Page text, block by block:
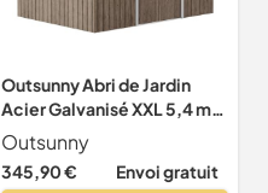
Outsunny Abri de Jardin
Acier Galvanisé XXL 5,4 m²
Kit Fondation Marron
Outsunny
345,90 € Envoi gratuit